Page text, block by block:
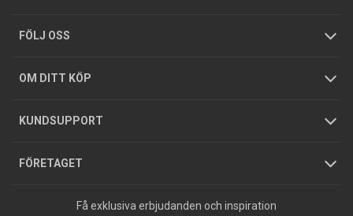
FÖLJ OSS
OM DITT KÖP
Integritetspolicy
GDPR
KUNDSUPPORT
Foldrar och kataloger
Köpguider
Varumärken
FÖRETAGET
Tjänster
Hållbarhet
Jobba hos oss
Press
Få exklusiva erbjudanden och inspiration